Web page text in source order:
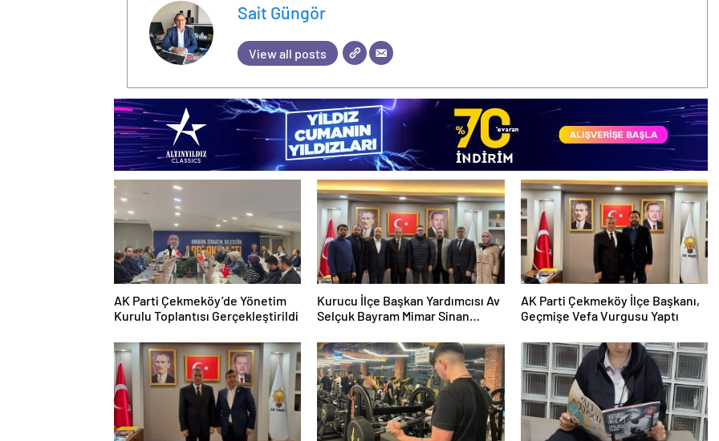
Sait Güngör
View all posts
AK Parti Çekmeköy’de Yönetim
Kurulu Toplantısı Gerçekleştirildi
Kurucu İlçe Başkan Yardımcısı Av
Selçuk Bayram Mimar Sinan
Etti
AK Parti Çekmeköy İlçe Başkanı,
Geçmişe Vefa Vurgusu Yaptı